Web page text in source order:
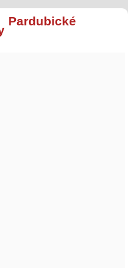
Pardubické